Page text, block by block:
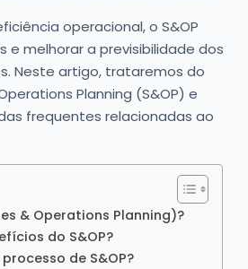
operacional, o S&OP
e melhorar a previsibilidade dos
Neste artigo, trataremos do
Planning (S&OP) e
frequentes relacionadas ao
& Operations Planning)?
do S&OP?
de S&OP?